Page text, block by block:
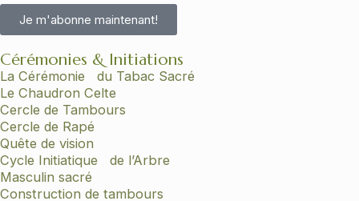
Je m'abonne maintenant!
Cérémonies & Initiations
La Cérémonie du Tabac Sacré
Le Chaudron Celte
Cercle de Tambours
Cercle de Rapé
Quête de vision
Cycle Initiatique de l’Arbre
Masculin sacré
Construction de tambours